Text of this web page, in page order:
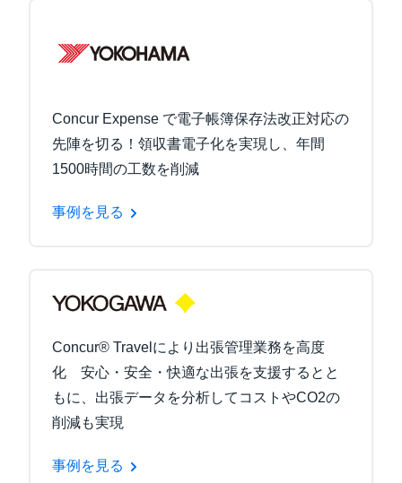
Concur Expense で電子帳簿保存法改正対応の
先陣を切る！領収書電子化を実現し、年間
1500時間の工数を削減
事例を見る
Concur® Travelにより出張管理業務を高度
化 安心・安全・快適な出張を支援するとと
もに、出張データを分析してコストやCO2の
削減も実現
事例を見る